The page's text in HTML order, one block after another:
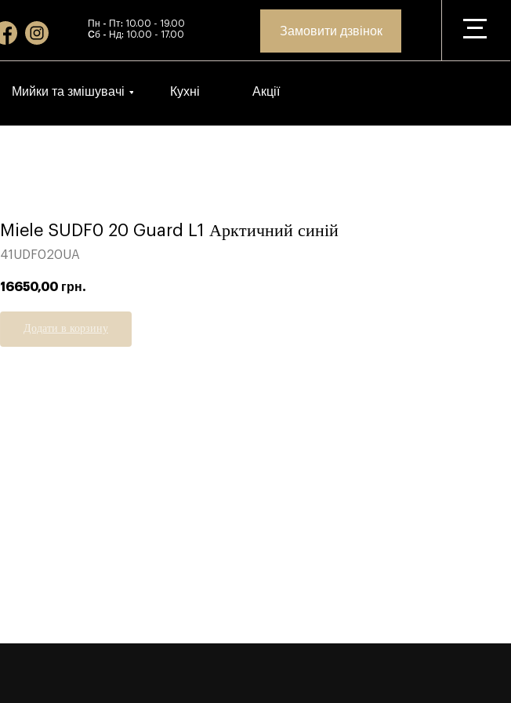
Акції
Мийки та змішувачі Кухні
Пн - Пт: 10.00 - 19.00
Cб - Нд: 10.00 - 17.00 Замовити дзвінок
Miele SUDF0 20 Guard L1 Арктичний синій
41UDF020UA
16650,00 грн.
Додати в корзину